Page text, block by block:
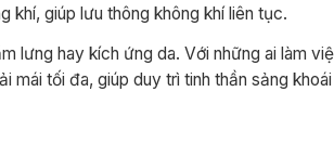
khí, giúp lưu thông không khí liên tục.
lưng hay kích ứng da. Với những ai làm
mái tối đa, giúp duy trì tinh thần sảng